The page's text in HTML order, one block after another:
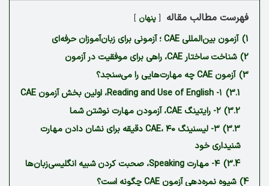
فهرست مطالب مقاله پنهان
1) آزمون بین‌المللی CAE ؛ آزمونی برای زبان‌آموزان حرفه‌ای
2) شناخت ساختار CAE، راهی برای موفقیت در آزمون
3) آزمون CAE چه مهارت‌هایی را می‌سنجد؟
3.1)
۱- Reading and Use of English، اولین بخش آزمون CAE
3.2) ۲- رایتینگ CAE، آزمودن مهارت نوشتن شما
3.3)
۳- لیسنینگ CAE، ۴۰ دقیقه برای نشان دادن مهارت
شنیداری خود
3.4) ۴- مهارت Speaking، صحبت کردن شبیه انگلیسی‌زبان‌ها
4) شیوه نمره‌دهی آزمون CAE چگونه است؟